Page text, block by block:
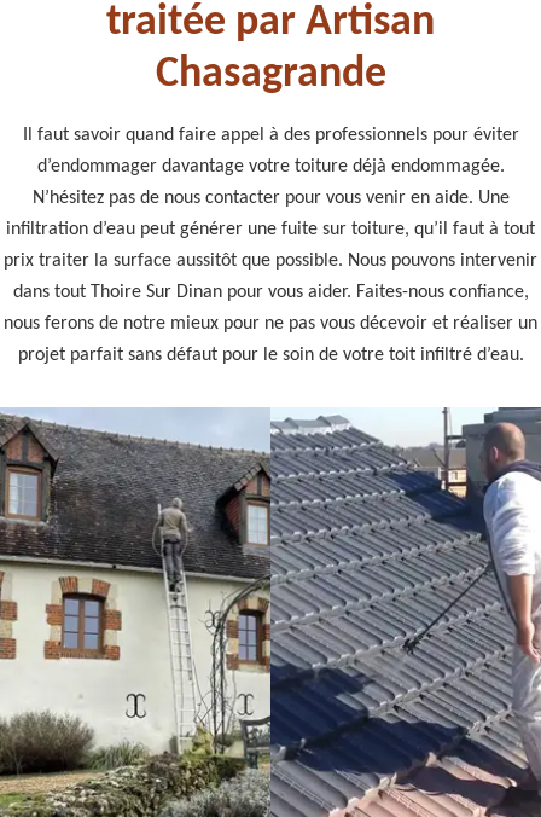
traitée par Artisan
Chasagrande
Il faut savoir quand faire appel à des professionnels pour éviter
d’endommager davantage votre toiture déjà endommagée.
N’hésitez pas de nous contacter pour vous venir en aide. Une
infiltration d’eau peut générer une fuite sur toiture, qu’il faut à tout
prix traiter la surface aussitôt que possible. Nous pouvons intervenir
dans tout Thoire Sur Dinan pour vous aider. Faites-nous confiance,
nous ferons de notre mieux pour ne pas vous décevoir et réaliser un
projet parfait sans défaut pour le soin de votre toit infiltré d’eau.